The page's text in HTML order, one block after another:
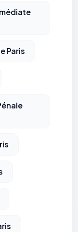
Paris